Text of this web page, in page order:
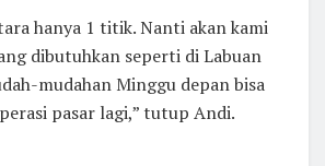
hanya 1 titik. Nanti akan kami
dibutuhkan seperti di Labuan
mudahan Minggu depan bisa
pasar lagi,” tutup Andi.